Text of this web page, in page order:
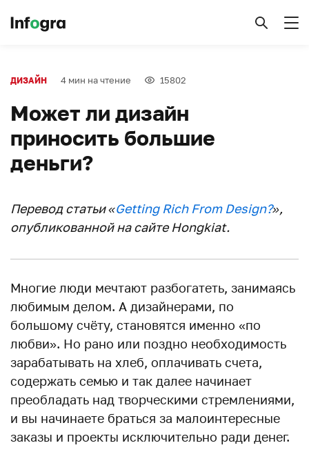
ДИЗАЙН 4 мин на чтение 15802
Может ли дизайн
приносить большие
деньги?
Перевод статьи «Getting Rich From Design?»,
опубликованной на сайте Hongkiat.
Многие люди мечтают разбогатеть, занимаясь
любимым делом. А дизайнерами, по
большому счёту, становятся именно «по
любви». Но рано или поздно необходимость
зарабатывать на хлеб, оплачивать счета,
содержать семью и так далее начинает
преобладать над творческими стремлениями,
и вы начинаете браться за малоинтересные
заказы и проекты исключительно ради денег.